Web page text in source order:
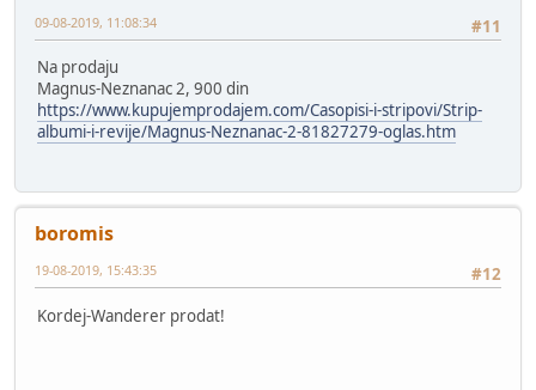
#11
09-08-2019, 11:08:34
Na prodaju
Magnus-Neznanac 2, 900 din
https://www.kupujemprodajem.com/Casopisi-i-stripovi/Strip-
albumi-i-revije/Magnus-Neznanac-2-81827279-oglas.htm
boromis
#12
19-08-2019, 15:43:35
Kordej-Wanderer prodat!